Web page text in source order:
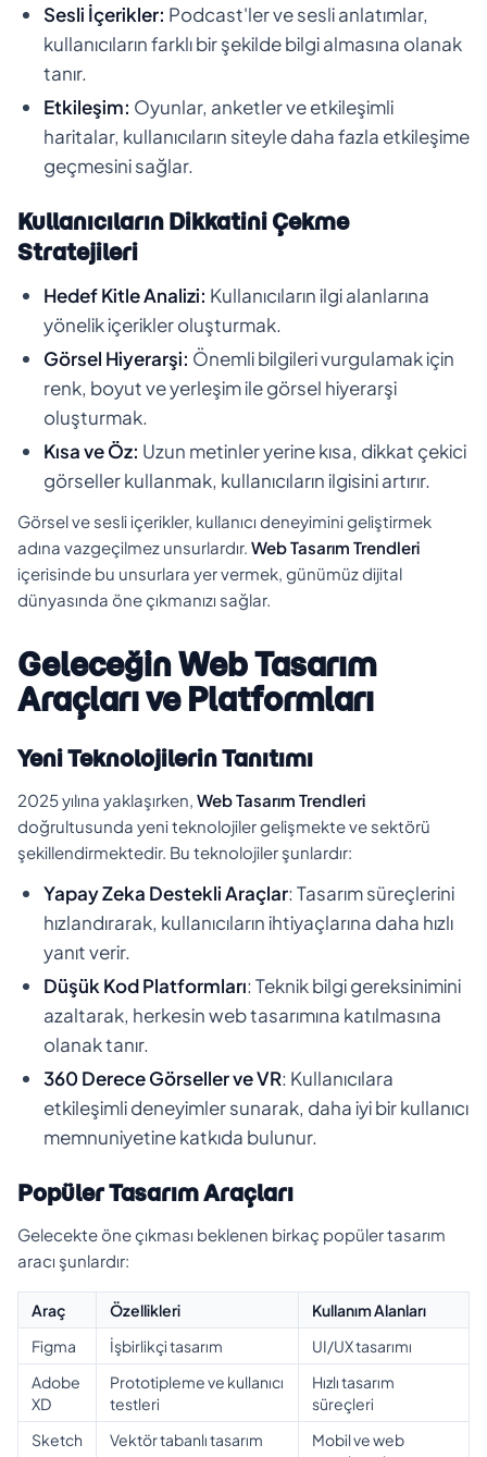
Sesli İçerikler: Podcast'ler ve sesli anlatımlar,
kullanıcıların farklı bir şekilde bilgi almasına olanak
tanır.
Etkileşim: Oyunlar, anketler ve etkileşimli
haritalar, kullanıcıların siteyle daha fazla etkileşime
geçmesini sağlar.
Kullanıcıların Dikkatini Çekme
Stratejileri
Hedef Kitle Analizi: Kullanıcıların ilgi alanlarına
yönelik içerikler oluşturmak.
Görsel Hiyerarşi: Önemli bilgileri vurgulamak için
renk, boyut ve yerleşim ile görsel hiyerarşi
oluşturmak.
Kısa ve Öz: Uzun metinler yerine kısa, dikkat çekici
görseller kullanmak, kullanıcıların ilgisini artırır.
Görsel ve sesli içerikler, kullanıcı deneyimini geliştirmek
adına vazgeçilmez unsurlardır. Web Tasarım Trendleri
içerisinde bu unsurlara yer vermek, günümüz dijital
dünyasında öne çıkmanızı sağlar.
Geleceğin Web Tasarım
Araçları ve Platformları
Yeni Teknolojilerin Tanıtımı
2025 yılına yaklaşırken, Web Tasarım Trendleri
doğrultusunda yeni teknolojiler gelişmekte ve sektörü
şekillendirmektedir. Bu teknolojiler şunlardır:
Yapay Zeka Destekli Araçlar: Tasarım süreçlerini
hızlandırarak, kullanıcıların ihtiyaçlarına daha hızlı
yanıt verir.
Düşük Kod Platformları: Teknik bilgi gereksinimini
azaltarak, herkesin web tasarımına katılmasına
olanak tanır.
360 Derece Görseller ve VR: Kullanıcılara
etkileşimli deneyimler sunarak, daha iyi bir kullanıcı
memnuniyetine katkıda bulunur.
Popüler Tasarım Araçları
Gelecekte öne çıkması beklenen birkaç popüler tasarım
aracı şunlardır:
Araç Özellikleri
Kullanım Alanları
Figma
İşbirlikçi tasarım
UI/UX tasarımı
Adobe
XD
Prototipleme ve kullanıcı
testleri
Hızlı tasarım
süreçleri
Sketch
Vektör tabanlı tasarım
Mobil ve web